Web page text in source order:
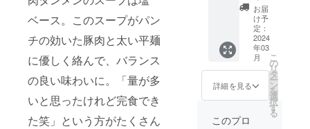
ベース。このスープがパン
チの効いた豚肉と太い平麺
に優しく絡んで、バランス
の良い味わいに。「量が多
いと思ったけれど完食でき
た笑」という方がたくさん
う」の
欄があ
ります
のでご
検討い
ただけ
ますと
幸いで
す。 ※
期より
月（約
240日）
※冷凍保
存時 ※
支援金
額は支
援者さ
まが支
援を申
際に、
いたし
ます。
【消費
期限】
・冷凍
肉タン
メン／
製造日
より１
の肉餃
凍） ■
幻の
シュー
マイ１
袋 10
個入
（冷
凍） ■
ことり
袋 16
（50×5
0mm）
〈以下5
品が１
セット
で６ヵ
月間届
きま
す〉 ■
堂 冷
お届
け予
定：
2024
年03
月
詳細を見る
こ
の
リ
タ
ー
ン
を
選
択
す
る
このプロ